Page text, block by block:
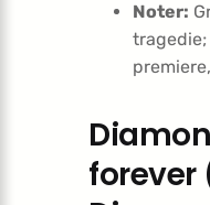
Noter:
forever